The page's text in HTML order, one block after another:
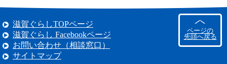
滋賀ぐらしTOPページ
滋賀ぐらし Facebookページ
お問い合わせ（相談窓口）
サイトマップ
ページの
先頭へ戻る